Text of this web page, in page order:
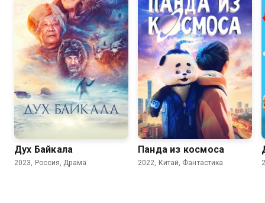
5.7
Дух Байкала
2023, Россия, Драма
6.3 4.2
Панда из космоса
2022, Китай, Фантастика